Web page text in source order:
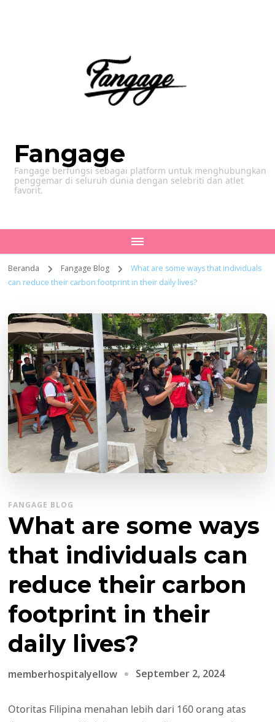
Fangage
Fangage berfungsi sebagai platform untuk menghubungkan
penggemar di seluruh dunia dengan selebriti dan atlet
favorit.
Beranda Fangage Blog
What are some ways that individuals
can reduce their carbon footprint in their daily lives?
FANGAGE BLOG
What are some ways
that individuals can
reduce their carbon
footprint in their
daily lives?
memberhospitalyellow September 2, 2024
Otoritas Filipina menahan lebih dari 160 orang atas